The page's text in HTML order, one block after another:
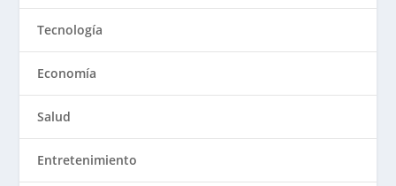
Tecnología
Economía
Salud
Entretenimiento